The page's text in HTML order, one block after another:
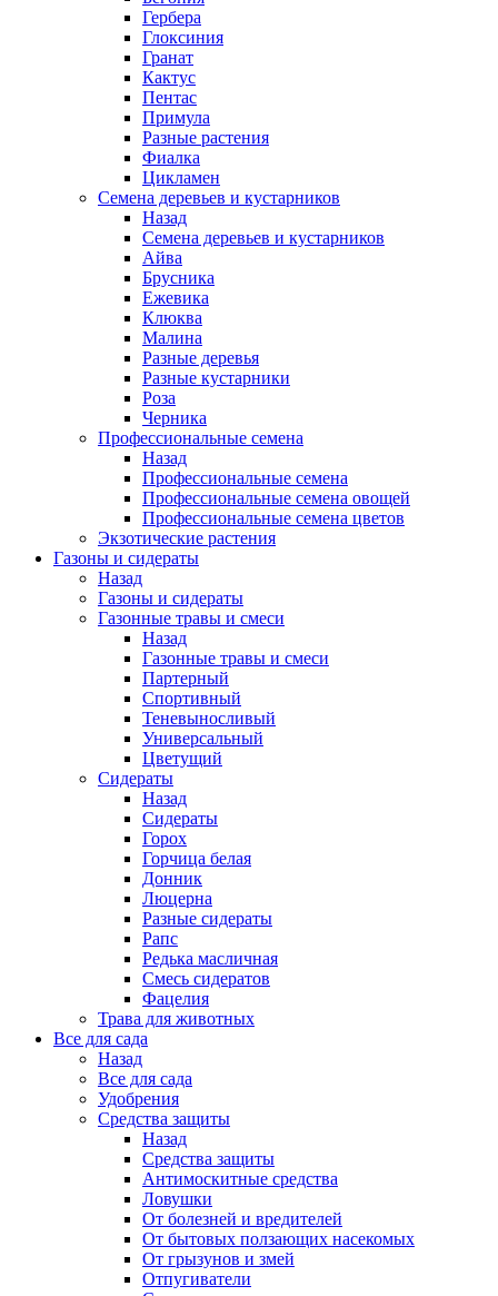
Гербера
Глоксиния
Гранат
Кактус
Пентас
Примула
Разные растения
Фиалка
Цикламен
Семена деревьев и кустарников
Назад
Семена деревьев и кустарников
Айва
Брусника
Ежевика
Клюква
Малина
Разные деревья
Разные кустарники
Роза
Черника
Профессиональные семена
Назад
Профессиональные семена
Профессиональные семена овощей
Профессиональные семена цветов
Экзотические растения
Газоны и сидераты
Назад
Газоны и сидераты
Газонные травы и смеси
Назад
Газонные травы и смеси
Партерный
Спортивный
Теневыносливый
Универсальный
Цветущий
Сидераты
Назад
Сидераты
Горох
Горчица белая
Донник
Люцерна
Разные сидераты
Рапс
Редька масличная
Смесь сидератов
Фацелия
Трава для животных
Все для сада
Назад
Все для сада
Удобрения
Средства защиты
Назад
Средства защиты
Антимоскитные средства
Ловушки
От болезней и вредителей
От бытовых ползающих насекомых
От грызунов и змей
Отпугиватели